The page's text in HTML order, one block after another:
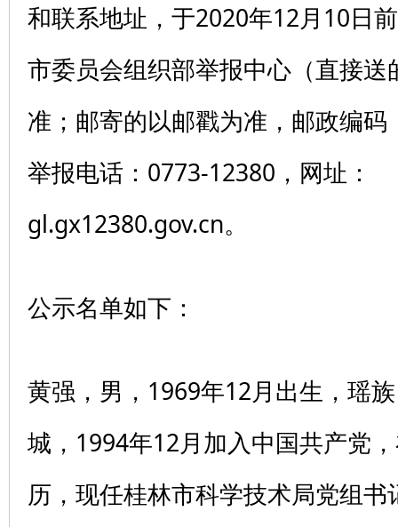
和联系地址，于2020年12月10日
市委员会组织部举报中心（直接送
准；邮寄的以邮戳为准，邮政编码
举报电话：0773-12380，网址：
gl.gx12380.gov.cn。
公示名单如下：
黄强，男，1969年12月出生，瑶
城，1994年12月加入中国共产党
历，现任桂林市科学技术局党组书